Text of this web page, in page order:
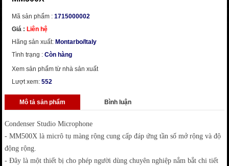
Mã sản phẩm : 1715000002
Giá : Liên hệ
Hãng sản xuất: Montarbo/Italy
Tình trạng : Còn hàng
Xem sản phẩm từ nhà sản xuất
Lượt xem: 552
Mô tả sản phẩm Bình luận
Condenser Studio Microphone
- MM500X là micrô tụ màng rộng cung cấp đáp ứng tần số mở rộng và độ
động rộng.
- Đây là một thiết bị cho phép người dùng chuyên nghiệp nắm bắt chi tiết